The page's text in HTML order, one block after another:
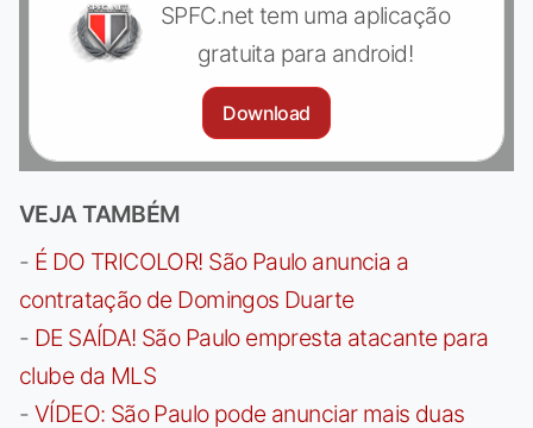
SPFC.net tem uma aplicação
gratuita para android!
Download
VEJA TAMBÉM
- É DO TRICOLOR! São Paulo anuncia a
contratação de Domingos Duarte
- DE SAÍDA! São Paulo empresta atacante para
clube da MLS
- VÍDEO: São Paulo pode anunciar mais duas